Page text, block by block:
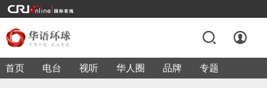
首页 电台 视听 华人圈 品牌 专题